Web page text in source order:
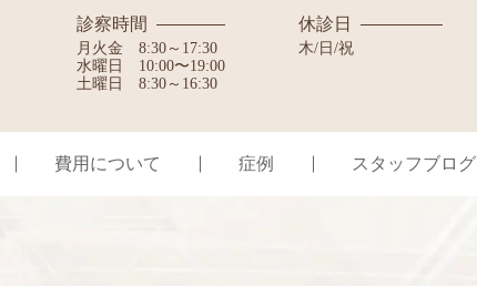
診察時間
月火金
8:30～17:30
水曜日
10:00〜19:00
土曜日
8:30～16:30
休診日
木/日/祝
費用について 症例 スタッフブログ